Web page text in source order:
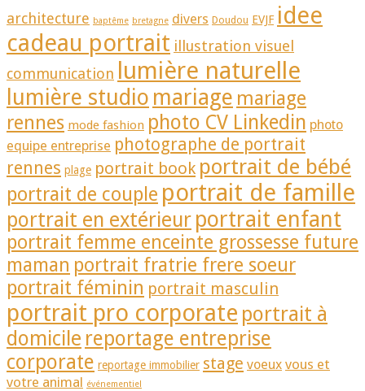
architecture baptême bretagne divers Doudou EVJF idee
cadeau portrait illustration visuel
communication
lumière naturelle
lumière studio mariage mariage
rennes mode fashion photo CV Linkedin photo
equipe entreprise photographe de portrait
rennes plage portrait book portrait de bébé
portrait de couple portrait de famille
portrait en extérieur portrait enfant
portrait femme enceinte grossesse future
maman portrait fratrie frere soeur
portrait féminin portrait masculin
portrait pro corporate portrait à
domicile reportage entreprise
corporate reportage immobilier stage voeux vous et
votre animal événementiel